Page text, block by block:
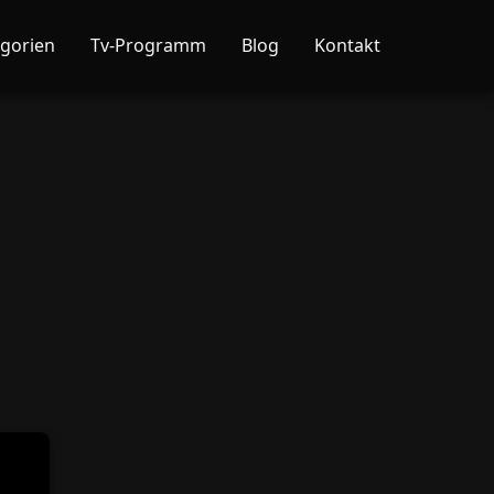
Tv-Programm Blog Kontakt